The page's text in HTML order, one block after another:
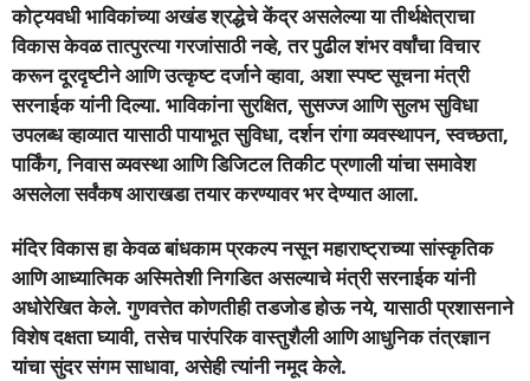
कोट्यवधी भाविकांच्या अखंड श्रद्धेचे केंद्र असलेल्या या तीर्थक्षेत्राचा
विकास केवळ तात्पुरत्या गरजांसाठी नव्हे, तर पुढील शंभर वर्षांचा विचार
करून दूरदृष्टीने आणि उत्कृष्ट दर्जाने व्हावा, अशा स्पष्ट सूचना मंत्री
सरनाईक यांनी दिल्या. भाविकांना सुरक्षित, सुसज्ज आणि सुलभ सुविधा
उपलब्ध व्हाव्यात यासाठी पायाभूत सुविधा, दर्शन रांगा व्यवस्थापन, स्वच्छता,
पार्किंग, निवास व्यवस्था आणि डिजिटल तिकीट प्रणाली यांचा समावेश
असलेला सर्वंकष आराखडा तयार करण्यावर भर देण्यात आला.
मंदिर विकास हा केवळ बांधकाम प्रकल्प नसून महाराष्ट्राच्या सांस्कृतिक
आणि आध्यात्मिक अस्मितेशी निगडित असल्याचे मंत्री सरनाईक यांनी
अधोरेखित केले. गुणवत्तेत कोणतीही तडजोड होऊ नये, यासाठी प्रशासनाने
विशेष दक्षता घ्यावी, तसेच पारंपरिक वास्तुशैली आणि आधुनिक तंत्रज्ञान
यांचा सुंदर संगम साधावा, असेही त्यांनी नमूद केले.